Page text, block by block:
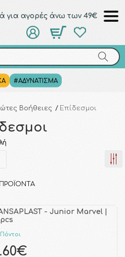
για αγορές άνω των 49€
#ΑΔΥΝΑΤΙΣΜΑ
Βοήθειες / Επίδεσμοι
ΠΡΟΪΌΝΤΑ
- Junior Marvel |